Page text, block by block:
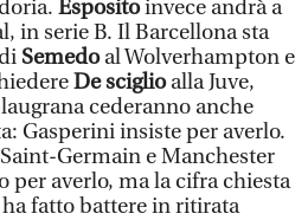
Espositoinvece andrà a
in serie B. Il Barcellona sta
Semedoal Wolverhampton e
De sciglioalla Juve,
cederanno anche
Gasperini insiste per averlo.
Germain e Manchester
per averlo, ma la cifra chiesta
fatto battere in ritirata